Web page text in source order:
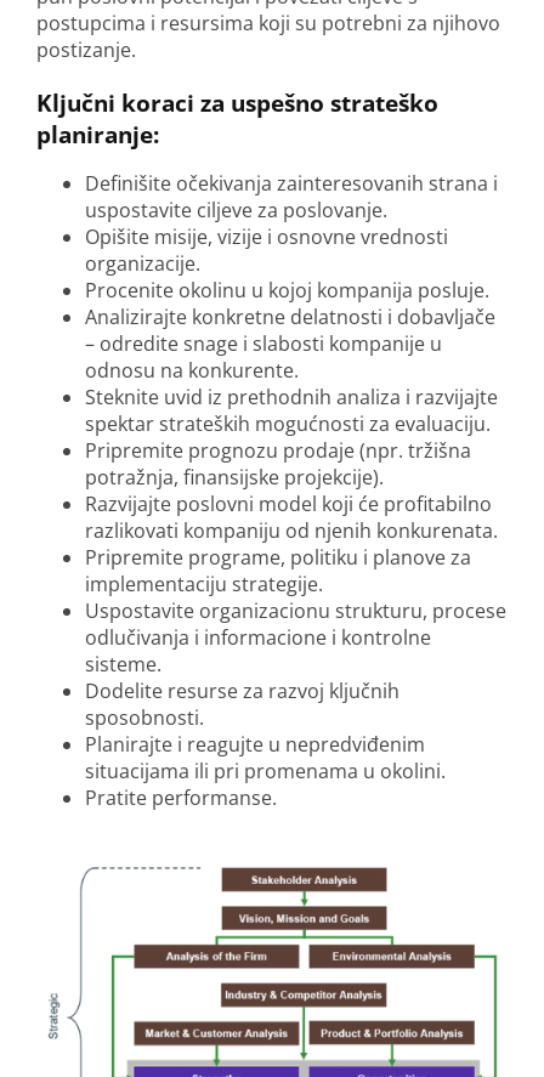
postupcima i resursima koji su potrebni za njihovo
postizanje.
Ključni koraci za uspešno strateško
planiranje:
Definišite očekivanja zainteresovanih strana i
uspostavite ciljeve za poslovanje.
Opišite misije, vizije i osnovne vrednosti
organizacije.
Procenite okolinu u kojoj kompanija posluje.
Analizirajte konkretne delatnosti i dobavljače
– odredite snage i slabosti kompanije u
odnosu na konkurente.
Steknite uvid iz prethodnih analiza i razvijajte
spektar strateških mogućnosti za evaluaciju.
Pripremite prognozu prodaje (npr. tržišna
potražnja, finansijske projekcije).
Razvijajte poslovni model koji će profitabilno
razlikovati kompaniju od njenih konkurenata.
Pripremite programe, politiku i planove za
implementaciju strategije.
Uspostavite organizacionu strukturu, procese
odlučivanja i informacione i kontrolne
sisteme.
Dodelite resurse za razvoj ključnih
sposobnosti.
Planirajte i reagujte u nepredviđenim
situacijama ili pri promenama u okolini.
Pratite performanse.